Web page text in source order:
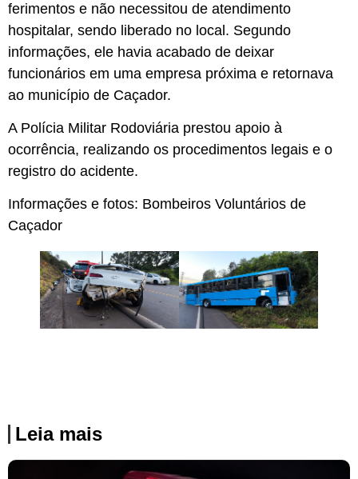
ferimentos e não necessitou de atendimento
hospitalar, sendo liberado no local. Segundo
informações, ele havia acabado de deixar
funcionários em uma empresa próxima e retornava
ao município de Caçador.
A Polícia Militar Rodoviária prestou apoio à
ocorrência, realizando os procedimentos legais e o
registro do acidente.
Informações e fotos: Bombeiros Voluntários de
Caçador
Leia mais